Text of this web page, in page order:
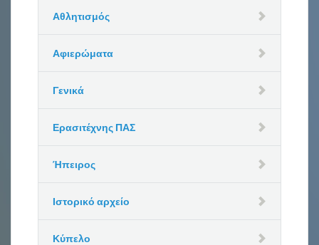
Αθλητισμός
Αφιερώματα
Γενικά
Ερασιτέχνης ΠΑΣ
Ήπειρος
Ιστορικό αρχείο
Κύπελο